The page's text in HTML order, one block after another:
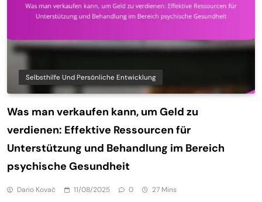
Selbsthilfe Und Persönliche Entwicklung
Was man verkaufen kann, um Geld zu
verdienen: Effektive Ressourcen für
Unterstützung und Behandlung im Bereich
psychische Gesundheit
Dario Kovač 11/08/2025 0 27 Mins